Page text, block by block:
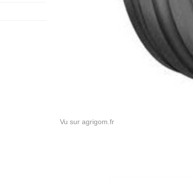
Vu sur agrigom.fr